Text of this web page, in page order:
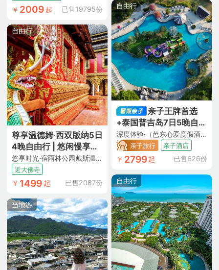
￥ 2009 起 已售19795份
自由行
尊享温德姆·西双版纳5日
4晚自由行 | 悠闲慢享旅
途
悠享时光·宿雨林公园戴斯温德姆（连住4晚网评4钻酒店含双早 酒店近勐泐大佛寺景区 热带植被环绕 恒温泳池+往返机票+含10kg托运行李额）
近大佛寺
￥ 1499 起 已售2087份
当地游
自由行
亲子王牌首选
+泰国普吉岛7日5晚自由
行
深度体验·（芭东心爱度假酒店+步行 3 分钟到芭东海滩+三个独特泳池+水上乐园滑滑梯+亲子蘑菇屋+闹中取静+花园式度假）
亲子旅行 亲子酒店
￥ 2799起 已售626份
自由行